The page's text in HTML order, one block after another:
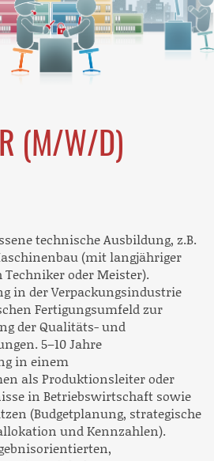
(M/W/D)
technische Ausbildung, z.B.
(mit langjähriger
oder Meister).
in der Verpackungsindustrie
Fertigungsumfeld zur
der Qualitäts- und
5–10 Jahre
in einem
als Produktionsleiter oder
in Betriebswirtschaft sowie
(Budgetplanung, strategische
und Kennzahlen).